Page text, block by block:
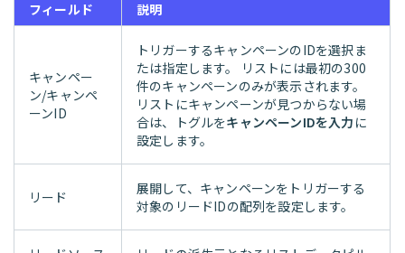
フィールド 説明
キャンペー
ン/キャンペ
ーンID
トリガーするキャンペーンのIDを選択ま
たは指定します。 リストには最初の300
件のキャンペーンのみが表示されます。
リストにキャンペーンが見つからない場
合は、トグルをキャンペーンIDを入力 に
設定します。
リード
展開して、キャンペーンをトリガーする
対象のリードIDの配列を設定します。